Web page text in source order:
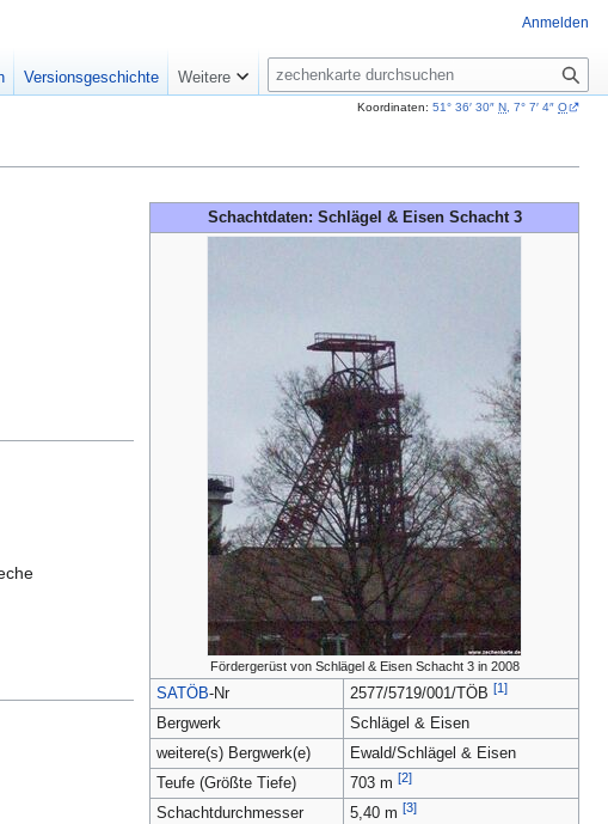
Schachtdaten: Schlägel & Eisen Schacht 3
Fördergerüst von Schlägel & Eisen Schacht 3 in 2008
SATÖB-Nr 2577/5719/001/TÖB[1]
Bergwerk
Schlägel & Eisen
weitere(s) Bergwerk(e)
Ewald/Schlägel & Eisen
Teufe (Größte Tiefe)
703 m[2]
Schachtdurchmesser 5,40 m[3]
Koordinaten: 51° 36′ 30″ N 7° 7′ 4″ O
Anmelden
Versionsgeschichte Weitere
Suche